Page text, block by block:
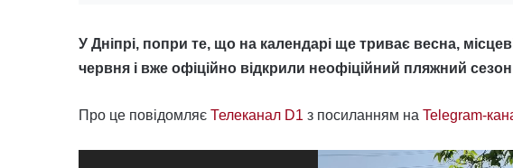
У Дніпрі, попри те, що на календарі ще триває весна,
червня і вже офіційно відкрили неофіційний пляжний
Про це повідомляє Телеканал D1 з посиланням на Telegram-